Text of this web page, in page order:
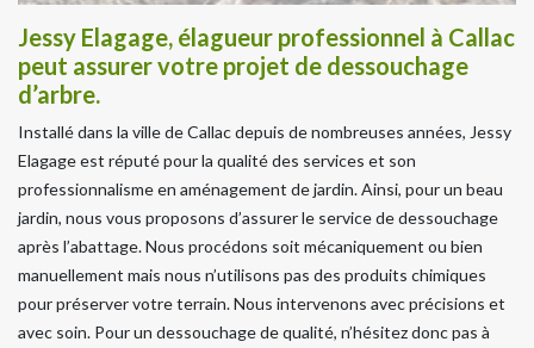
Jessy Elagage, élagueur professionnel à Callac
peut assurer votre projet de dessouchage
d’arbre.
Installé dans la ville de Callac depuis de nombreuses années, Jessy
Elagage est réputé pour la qualité des services et son
professionnalisme en aménagement de jardin. Ainsi, pour un beau
jardin, nous vous proposons d’assurer le service de dessouchage
après l’abattage. Nous procédons soit mécaniquement ou bien
manuellement mais nous n’utilisons pas des produits chimiques
pour préserver votre terrain. Nous intervenons avec précisions et
avec soin. Pour un dessouchage de qualité, n’hésitez donc pas à